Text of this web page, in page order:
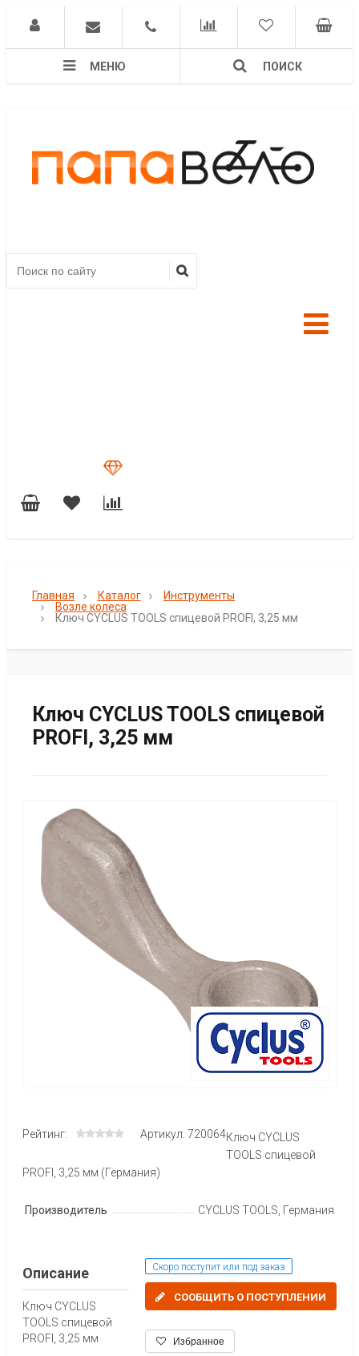
МЕНЮ ПОИСК
Главная Каталог
Инструменты
Возле колеса
Ключ CYCLUS TOOLS спицевой PROFI, 3,25 мм
Ключ CYCLUS TOOLS спицевой
PROFI, 3,25 мм
Рейтинг: Артикул: 720064Ключ CYCLUS
TOOLS спицевой
PROFI, 3,25 мм (Германия)
Производитель CYCLUS TOOLS, Германия
Скоро поступит или под заказ
СООБЩИТЬ О ПОСТУПЛЕНИИ
Избранное
Описание
Ключ CYCLUS
TOOLS спицевой
PROFI, 3,25 мм